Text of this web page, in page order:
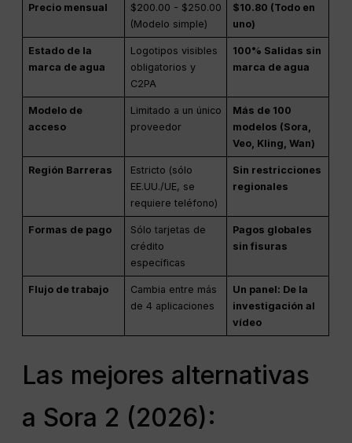
Precio mensual
$200.00 - $250.00
(Modelo simple)
$10.80 (Todo en
uno)
Estado de la
marca de agua
Logotipos visibles
obligatorios y
C2PA
100% Salidas sin
marca de agua
Modelo de
acceso
Limitado a un único
proveedor
Más de 100
modelos (Sora,
Veo, Kling, Wan)
Región Barreras
Estricto (sólo
EE.UU./UE, se
requiere teléfono)
Sin restricciones
regionales
Formas de pago
Sólo tarjetas de
crédito
específicas
Pagos globales
sin fisuras
Flujo de trabajo
Cambia entre más
de 4 aplicaciones
Un panel: De la
investigación al
vídeo
Las mejores alternativas
a Sora 2 (2026):